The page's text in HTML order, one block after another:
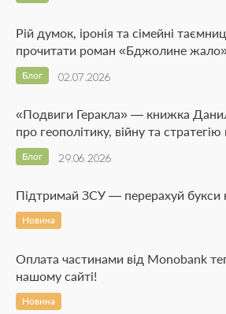
Рій думок, іронія та сімейні
прочитати роман «Бджолине
02.07.2026
Блог
«Подвиги Геракла» — книжка
про геополітику, війну та
29.06.2026
Блог
Підтримай ЗСУ — перерахуй букси
Новина
Оплата частинами від Monobank
нашому сайті!
Новина